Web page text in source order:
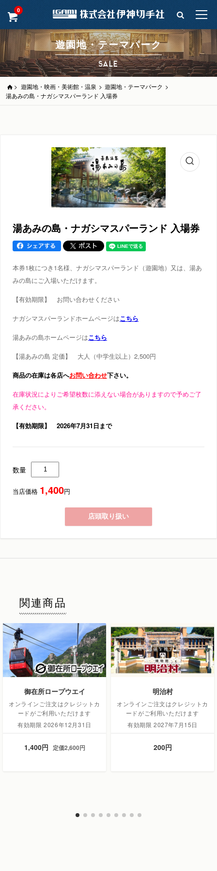
0
遊園地・テーマパーク
SALE
> 遊園地・映画・美術館・温泉 > 遊園地・テーマパーク >
湯あみの島・ナガシマスパーランド 入場券
湯あみの島・ナガシマスパーランド 入場券
本券1枚につき1名様、ナガシマスパーランド（遊園地）又は、湯あ
みの島にご入場いただけます。
【有効期限】 お問い合わせください
ナガシマスパーランドホームページはこちら
湯あみの島ホームページはこちら
【湯あみの島 定価】 大人（中学生以上）2,500円
商品の在庫は各店へお問い合わせ下さい。
在庫状況によりご希望枚数に添えない場合がありますので予めご了
承ください。
【有効期限】 2026年7月31日まで
数量
当店価格 1,400円
店頭取り扱い
関連商品
御在所ロープウエイ
オンラインご注文はクレジットカ
ードがご利用いただけます
有効期限 2026年12月31日
1,400円 定価2,600円
明治村
オンラインご注文はクレジットカ
ードがご利用いただけます
有効期限 2027年7月15日
200円